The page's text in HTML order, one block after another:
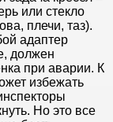
или стекло
плечи, таз).
адаптер
должен
при аварии. К
избежать
Но это все